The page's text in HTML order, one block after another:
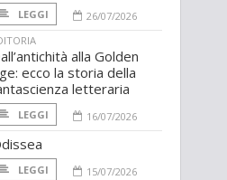
LEGGI
26/07/2026
alla Golden
ecco la storia della
letteraria
LEGGI 16/07/2026
LEGGI 15/07/2026